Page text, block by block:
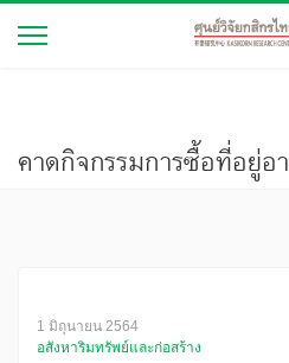
1 มิถุนายน 2564
อสังหาริมทรัพย์และก่อสร้าง